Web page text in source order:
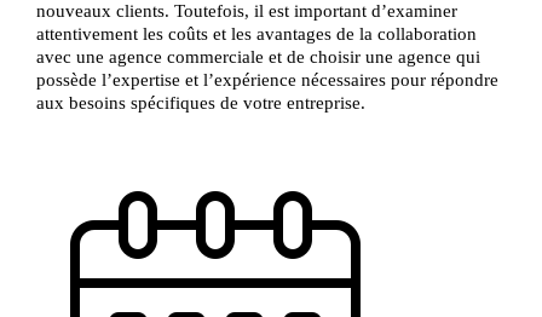
nouveaux clients. Toutefois, il est important d’examiner
attentivement les coûts et les avantages de la collaboration
avec une agence commerciale et de choisir une agence qui
possède l’expertise et l’expérience nécessaires pour répondre
aux besoins spécifiques de votre entreprise.